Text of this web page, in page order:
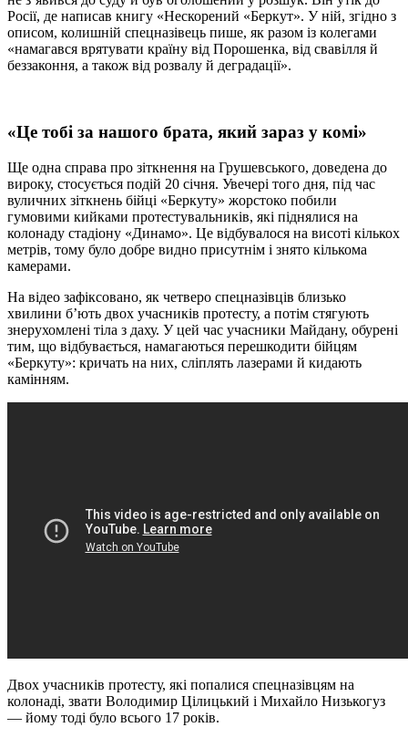
Росії, де написав книгу «Нескорений «Беркут». У ній, згідно з
описом, колишній спецназівець пише, як разом із колегами
«намагався врятувати країну від Порошенка, від свавілля й
беззаконня, а також від розвалу й деградації».
«Це тобі за нашого брата, який зараз у комі»
Ще одна справа про зіткнення на Грушевського, доведена до
вироку, стосується подій 20 січня. Увечері того дня, під час
вуличних зіткнень бійці «Беркуту» жорстоко побили
гумовими кийками протестувальників, які піднялися на
колонаду стадіону «Динамо». Це відбувалося на висоті кількох
метрів, тому було добре видно присутнім і знято кількома
камерами.
На відео зафіксовано, як четверо спецназівців близько
хвилини б’ють двох учасників протесту, а потім стягують
знерухомлені тіла з даху. У цей час учасники Майдану, обурені
тим, що відбувається, намагаються перешкодити бійцям
«Беркуту»: кричать на них, сліплять лазерами й кидають
камінням.
Двох учасників протесту, які попалися спецназівцям на
колонаді, звати Володимир Цілицький і Михайло Низькогуз
— йому тоді було всього 17 років.